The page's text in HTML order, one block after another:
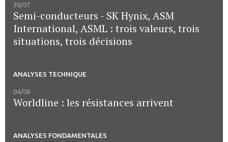
30/07
Semi-conducteurs - SK Hynix, ASM
International, ASML : trois valeurs, trois
situations, trois décisions
ANALYSES TECHNIQUE
04/08
Worldline : les résistances arrivent
ANALYSES FONDAMENTALES